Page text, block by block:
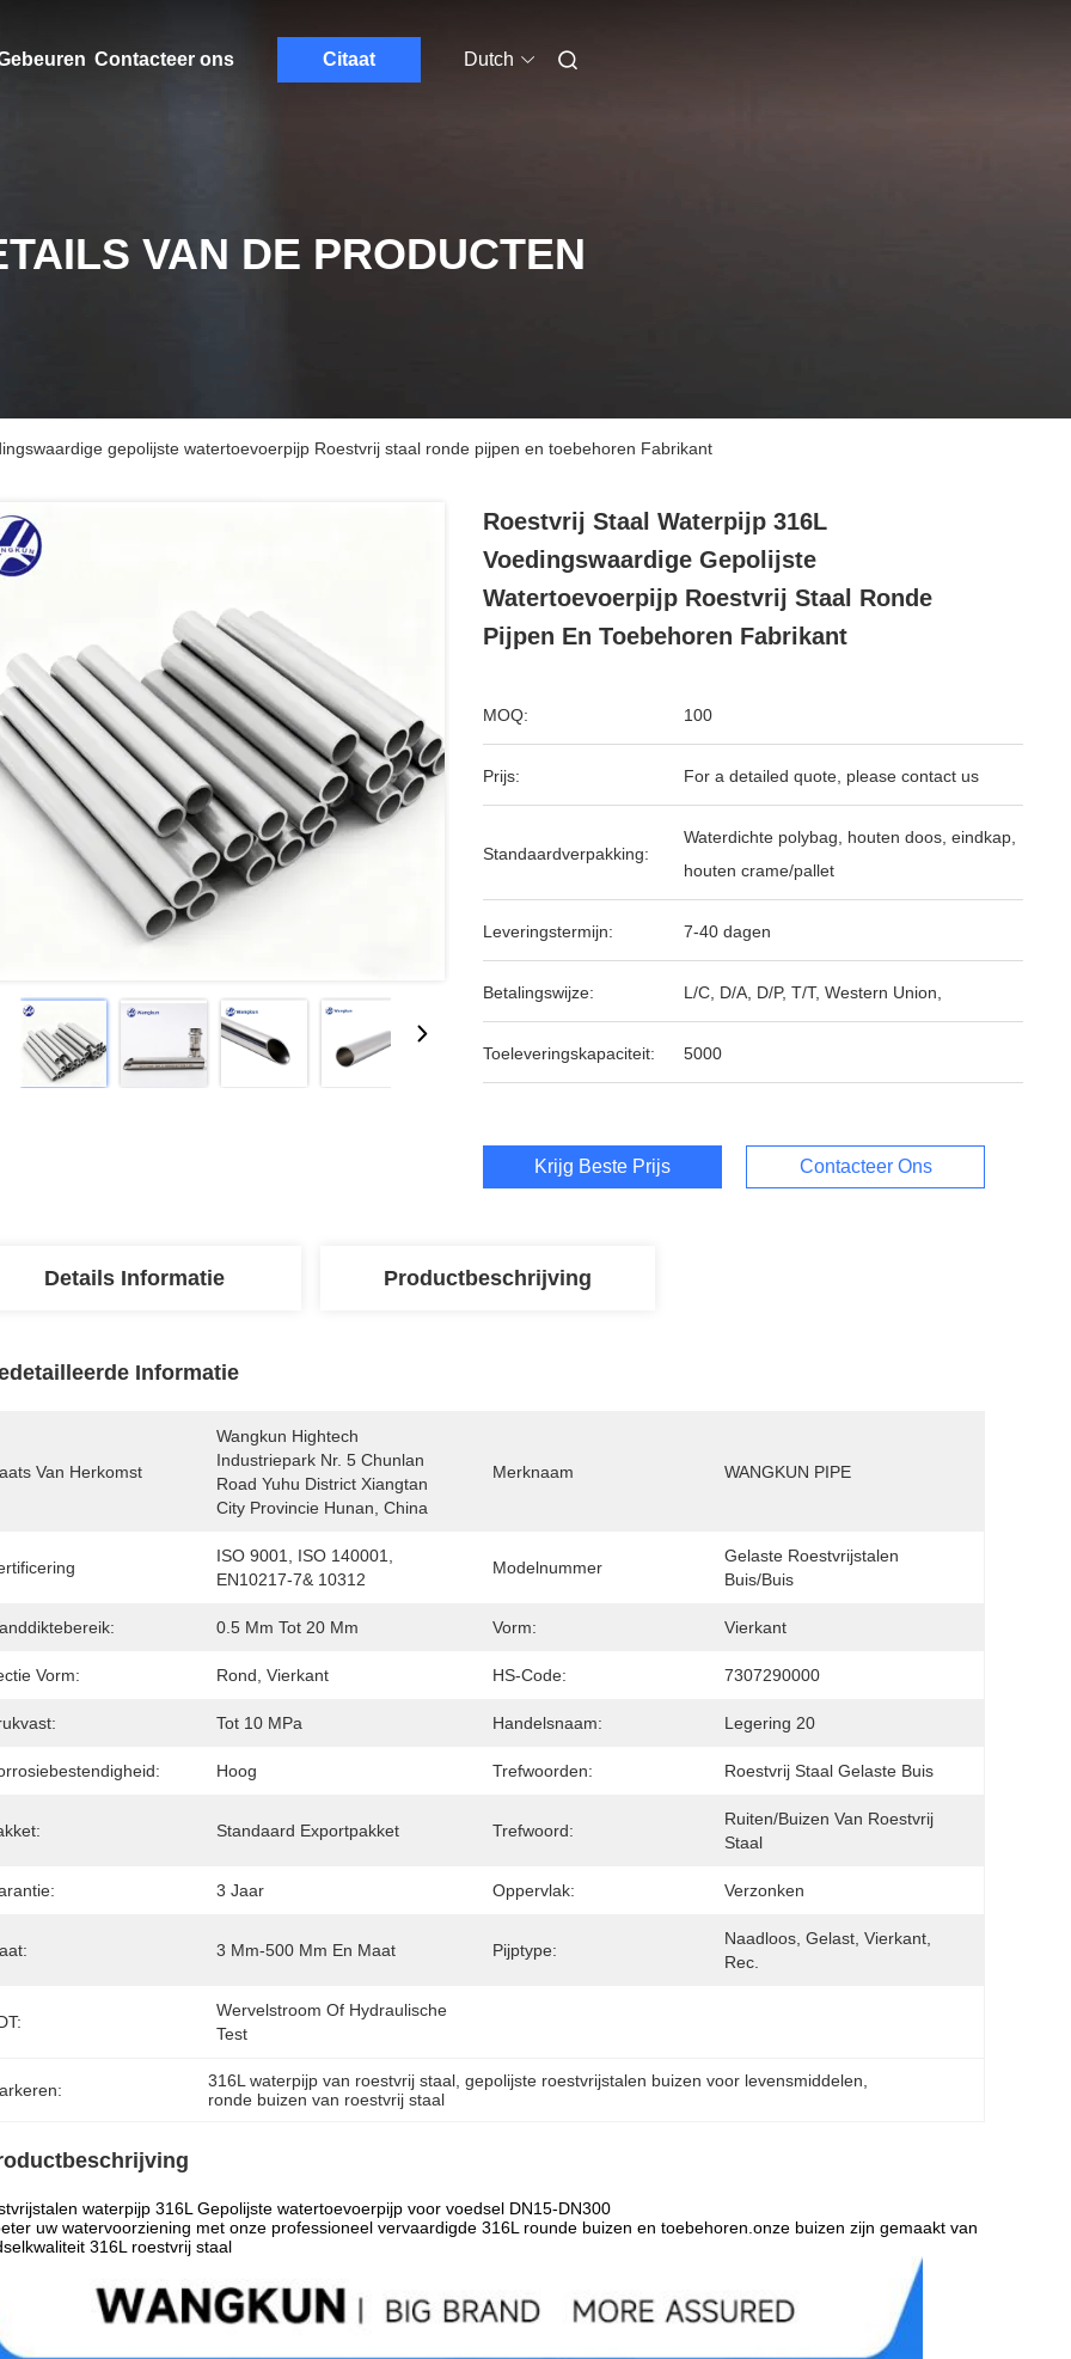
Contacteer ons Citaat Dutch
VAN DE PRODUCTEN
gepolijste watertoevoerpijp Roestvrij staal ronde pijpen en toebehoren Fabrikant
Roestvrij Staal Waterpijp 316L
Voedingswaardige Gepolijste
Watertoevoerpijp Roestvrij Staal Ronde
Pijpen En Toebehoren Fabrikant
MOQ: 100
Prijs: For a detailed quote, please contact us
Standaardverpakking:
Waterdichte polybag, houten doos, eindkap,
houten crame/pallet
Leveringstermijn: 7-40 dagen
Betalingswijze: L/C, D/A, D/P, T/T, Western Union,
Toeleveringskapaciteit: 5000
Krijg Beste Prijs Contacteer Ons
Details Informatie Productbeschrijving
Informatie
Van Herkomst
Wangkun Hightech
Industriepark Nr. 5 Chunlan
Road Yuhu District Xiangtan
City Provincie Hunan, China
Merknaam WANGKUN PIPE
ISO 9001, ISO 140001,
EN10217-7& 10312
Modelnummer
Gelaste Roestvrijstalen
Buis/buis
0.5 Mm Tot 20 Mm Vorm: Vierkant
Vorm: Rond, Vierkant HS-Code: 7307290000
Tot 10 MPa Handelsnaam: Legering 20
Hoog Trefwoorden: Roestvrij Staal Gelaste Buis
Standaard Exportpakket Trefwoord:
Ruiten/buizen Van Roestvrij
Staal
3 Jaar Oppervlak: Verzonken
3 Mm-500 Mm En Maat Pijptype:
Naadloos, Gelast, Vierkant,
Rec.
Wervelstroom Of Hydraulische
Test
316L waterpijp van roestvrij staal , gepolijste roestvrijstalen buizen voor levensmiddelen
ronde buizen van roestvrij staal
waterpijp 316L Gepolijste watertoevoerpijp voor voedsel DN15-DN300
uw watervoorziening met onze professioneel vervaardigde 316L rounde buizen en toebehoren.onze buizen zijn gemaakt van
316L roestvrij staal